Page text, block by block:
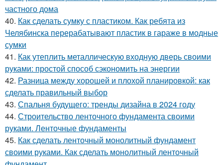
частного дома
40. Как сделать сумку с пластиком. Как ребята из
Челябинска перерабатывают пластик в гараже в модные
сумки
41. Как утеплить металлическую входную дверь своими
руками: простой способ сэкономить на энергии
42. Разница между хорошей и плохой планировкой: как
сделать правильный выбор
43. Спальня будущего: тренды дизайна в 2024 году
44. Строительство ленточного фундамента своими
руками. Ленточные фундаменты
45. Как сделать ленточный монолитный фундамент
своими руками. Как сделать монолитный ленточный